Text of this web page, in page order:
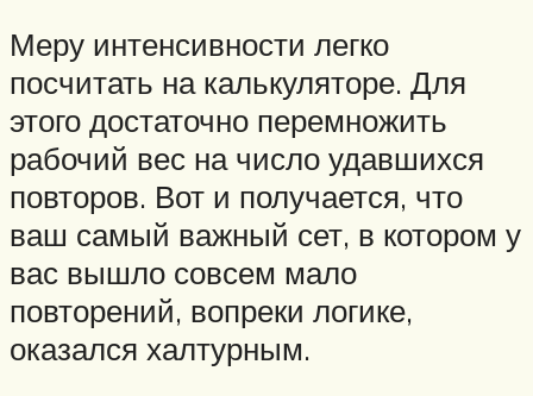
Меру интенсивности легко
посчитать на калькуляторе. Для
этого достаточно перемножить
рабочий вес на число удавшихся
повторов. Вот и получается, что
ваш самый важный сет, в котором у
вас вышло совсем мало
повторений, вопреки логике,
оказался халтурным.